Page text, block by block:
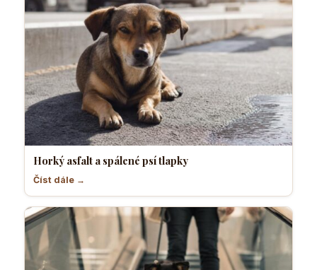
Horký asfalt a spálené psí tlapky
Číst dále →